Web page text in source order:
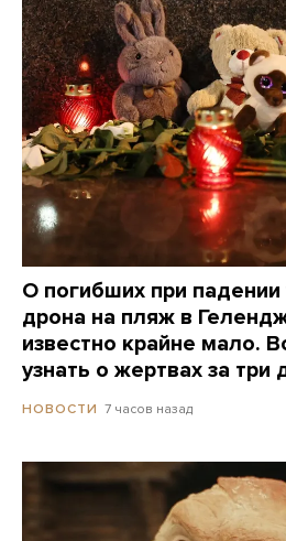
О погибших при падении
дрона на пляж в
известно крайне мало.
узнать о жертвах за три
НОВОСТИ 7 часов назад